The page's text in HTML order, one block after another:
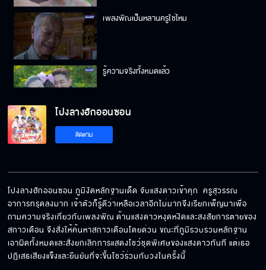
เพลงพิณเป็นหลานครูใช่ไหม
รู้ความจริงทั้งหมดแล้ว
ถ้าไม่หักหลังกัน ก็ไม่เป็นแบบนี้
หลานย่าน่ารักที่สุด
โปงลางฮักออนซอน
ติดตาม
โปงลางฮักออนซอน ภูมิงัดหลักฐานเด็ด จับแสงดาวเข้าคุก  ครูสุวรรณ
อาการทรุดลงมาก เจ้าตัวก็รู้ดีว่าเหลือเวลาอีกไม่มากจึงเรียกเพ็ญมาเพื่อ
ถามความจริงเกี่ยวกับเพลงพิณ ด้านแสงดาวหงุดหงิดและสงสัยการตายของ
สกาวเดือน จึงสั่งให้ค้นหาสกาวเดือนโดยด่วน ขณะที่ภูมิรวบรวมหลักฐาน
เอาผิดทั้งหมดและสั่งยกเลิกการแสดงโชว์ชุดพิเศษของแสงดาวทันที แต่เธอ
ปฏิเสธเสียงแข็งและยืนยันที่จะขึ้นโชว์ร่วมกับวงในครั้งนี้